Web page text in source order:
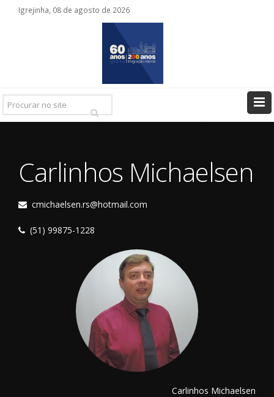
Igrejinha, 08 de agosto de 2026
Pesquisar
Ir
Carlinhos Michaelsen
cmichaelsen.rs@hotmail.com
(51) 99875-1228
Carlinhos Michaelsen